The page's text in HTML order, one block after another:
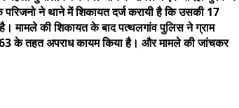
ने थाने में शिकायत दर्ज करायी है कि उसकी 17
मामले की शिकायत के बाद पत्थलगांव पुलिस ने ग्राम
के तहत अपराध कायम किया है। और मामले की जांचकर